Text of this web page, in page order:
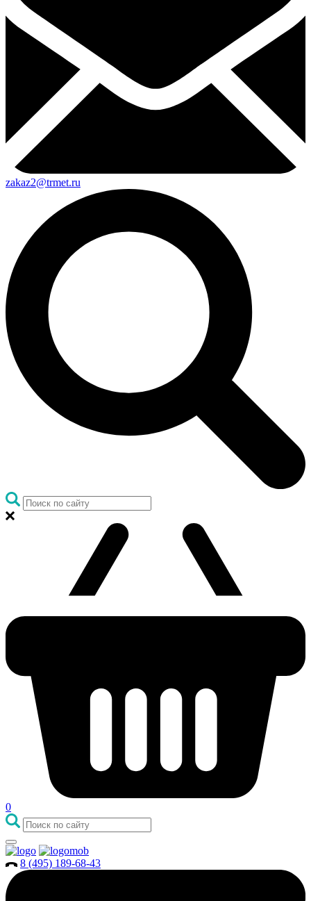
zakaz2@trmet.ru
0
8 (495) 189-68-43